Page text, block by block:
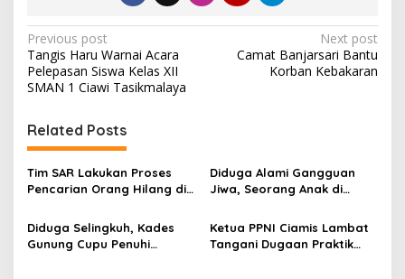
P
o
s
t
n
a
v
i
g
Previous post
Tangis Haru Warnai Acara
Pelepasan Siswa Kelas XII
SMAN 1 Ciawi Tasikmalaya
Next post
Camat Banjarsari Bantu
Korban Kebakaran
Related Posts
Tim SAR Lakukan Proses
Pencarian Orang Hilang di
Banjaranyar Ciamis
Diduga Alami Gangguan
Jiwa, Seorang Anak di
Kandung dengan Cangkul
Diduga Selingkuh, Kades
Gunung Cupu Penuhi
Ketua PPNI Ciamis Lambat
Tangani Dugaan Praktik